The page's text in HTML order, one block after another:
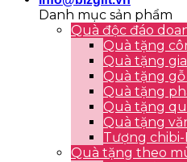
Danh mục sản phẩm
Quà độc đáo
Quà tặng
Quà tặng
Quà tặng
Quà tặng
Quà tặng
Quà tặng
Tượng
Quà tặng theo